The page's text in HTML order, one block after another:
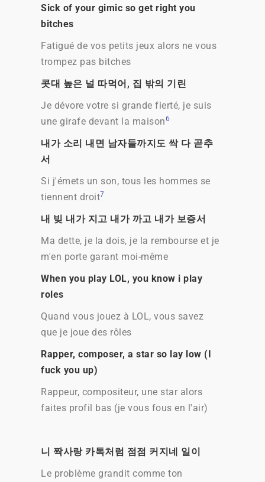
Sick of your gimic so get right you
bitches
Fatigué de vos petits jeux alors ne vous
trompez pas bitches
콧대 높은 널 따먹어, 집 밖의 기린
Je dévore votre si grande fierté, je suis
une girafe devant la maison6
내가 소리 내면 남자들까지도 싹 다 곧추
서
Si j'émets un son, tous les hommes se
tiennent droit7
내 빚 내가 지고 내가 까고 내가 보증서
Ma dette, je la dois, je la rembourse et je
m'en porte garant moi-même
When you play LOL, you know i play
roles
Quand vous jouez à LOL, vous savez
que je joue des rôles
Rapper, composer, a star so lay low (I
fuck you up)
Rappeur, compositeur, une star alors
faites profil bas (je vous fous en l'air)
니 짝사랑 카톡처럼 점점 커지네 일이
Le problème grandit comme ton